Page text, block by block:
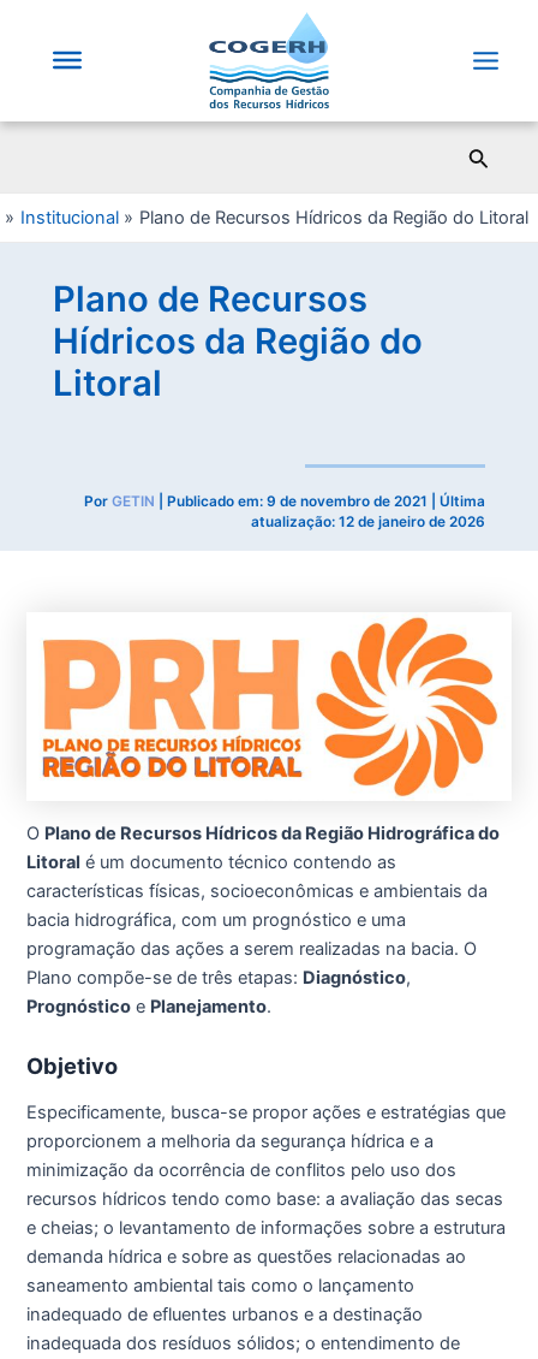
Institucional Plano de Recursos Hídricos da Região do Litoral
Plano de Recursos
Hídricos da Região do
Litoral
PorGETIN | Publicado em:9 de novembro de 2021
| Última
atualização: 12 de janeiro de 2026
O Plano de Recursos Hídricos da Região Hidrográfica do
Litoral é um documento técnico contendo as
características físicas, socioeconômicas e ambientais da
bacia hidrográfica, com um prognóstico e uma
programação das ações a serem realizadas na bacia. O
Plano compõe-se de três etapas: Diagnóstico,
Prognóstico e Planejamento.
Objetivo
Especificamente, busca-se propor ações e estratégias que
proporcionem a melhoria da segurança hídrica e a
minimização da ocorrência de conflitos pelo uso dos
recursos hídricos tendo como base: a avaliação das secas
e cheias; o levantamento de informações sobre a estrutura
demanda hídrica e sobre as questões relacionadas ao
saneamento ambiental tais como o lançamento
inadequado de efluentes urbanos e a destinação
inadequada dos resíduos sólidos; o entendimento de